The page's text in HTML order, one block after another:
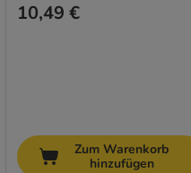
10,49 €
Zum Warenkorb
hinzufügen